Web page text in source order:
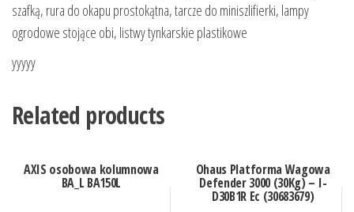
szafką, rura do okapu prostokątna, tarcze do miniszlifierki, lampy
ogrodowe stojące obi, listwy tynkarskie plastikowe
yyyyy
Related products
AXIS osobowa kolumnowa
BA_L BA150L
Ohaus Platforma Wagowa
Defender 3000 (30Kg) – I-
D30B1R Ec (30683679)